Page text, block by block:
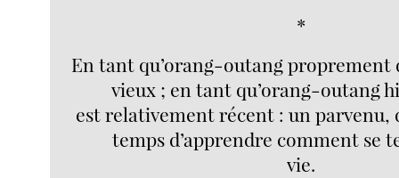
*
En tant qu’orang-outang proprement
vieux ; en tant qu’orang-outang
est relativement récent : un parvenu,
temps d’apprendre comment se
vie.